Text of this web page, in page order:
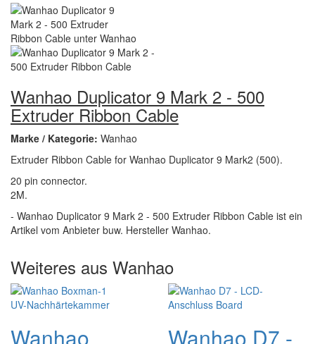
Wanhao Duplicator 9 Mark 2 - 500
Extruder Ribbon Cable
Marke / Kategorie: Wanhao
Extruder Ribbon Cable for Wanhao Duplicator 9 Mark2 (500).
20 pin connector.
2M.
- Wanhao Duplicator 9 Mark 2 - 500 Extruder Ribbon Cable ist ein
Artikel vom Anbieter buw. Hersteller Wanhao.
Weiteres aus Wanhao
Wanhao Wanhao D7 -